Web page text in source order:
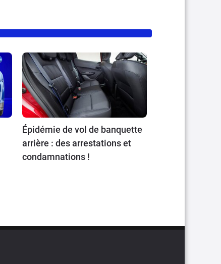
Épidémie de vol de banquette
arrière : des arrestations et
condamnations !